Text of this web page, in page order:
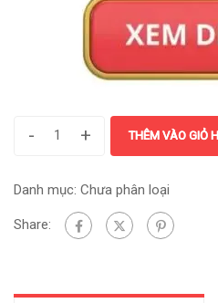
- + THÊM VÀO GIỎ
Danh mục: Chưa phân loại
Share: